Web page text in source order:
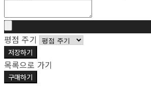
평점 주기
저장하기
목록으로 가기
구매하기